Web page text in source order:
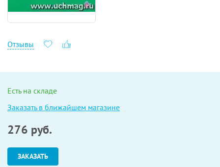
Отзывы
Есть на складе
Заказать в ближайшем магазине
276 руб.
ЗАКАЗАТЬ